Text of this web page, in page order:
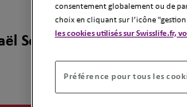
Segret
consentement globalement ou de
choix en cliquant sur l’icône "gestion
les cookies utilisés sur Swisslife.fr,
Préférence pour tous les